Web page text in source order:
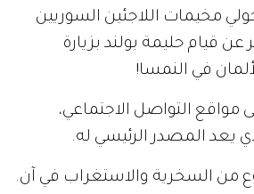
مخيمات اللاجئين السوريين
عن قيام حليمة بولند بزيارة
في النمسا!
مواقع التواصل الاجتماعي،
يعد المصدر الرئيسي له.
من السخرية والاستغراب في آن.